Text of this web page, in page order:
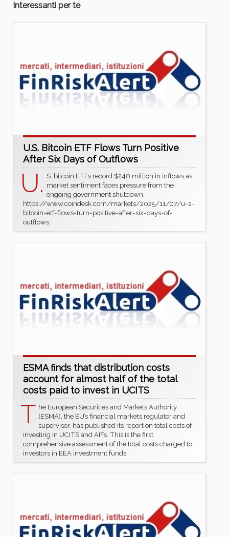
Interessanti per te
U.S. Bitcoin ETF Flows Turn Positive
After Six Days of Outflows
U. S. bitcoin ETFs record $240 million in inflows as
market sentiment faces pressure from the
ongoing government shutdown.
https://www.coindesk.com/markets/2025/11/07/u-s-
bitcoin-etf-flows-turn-positive-after-six-days-of-
outflows
ESMA finds that distribution costs
account for almost half of the total
costs paid to invest in UCITS
T he European Securities and Markets Authority
(ESMA), the EU’s financial markets regulator and
supervisor, has published its report on total costs of
investing in UCITS and AIFs. This is the first
comprehensive assessment of the total costs charged to
investors in EEA investment funds.